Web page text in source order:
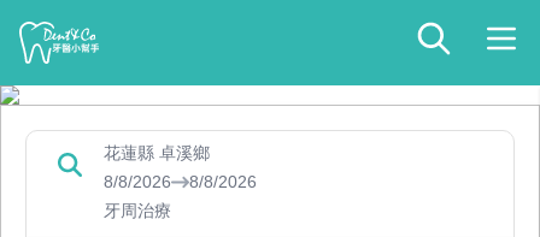
花蓮縣 卓溪鄉
8/8/2026
8/8/2026
牙周治療